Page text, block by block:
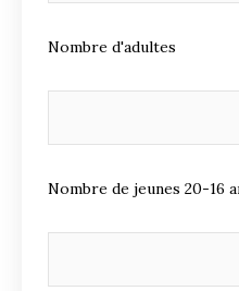
Nombre d'adultes
Nombre de jeunes 20-16